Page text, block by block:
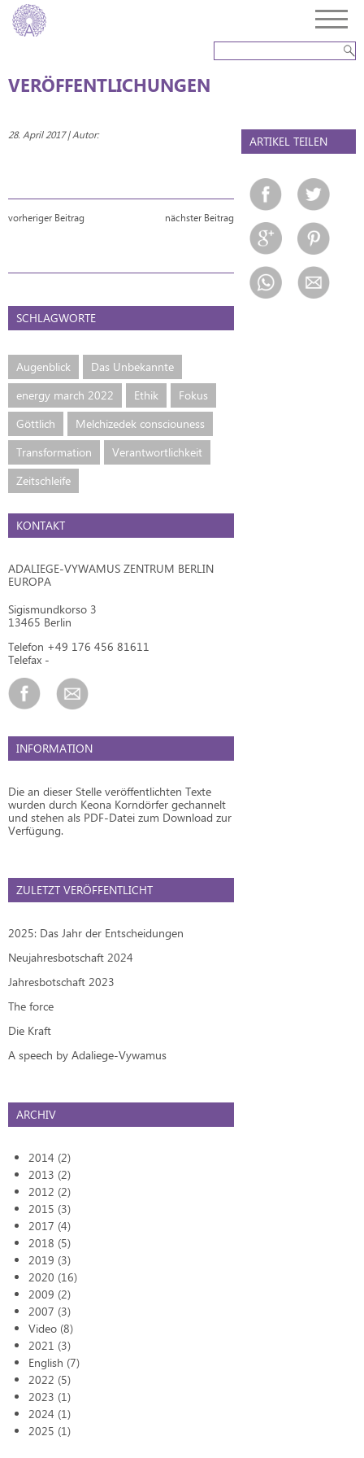
VERÖFFENTLICHUNGEN
28. April 2017 | Autor:
vorheriger Beitrag nächster Beitrag
SCHLAGWORTE
Augenblick
Das Unbekannte
energy march 2022
Ethik
Fokus
Göttlich
Melchizedek consciouness
Transformation
Verantwortlichkeit
Zeitschleife
KONTAKT
ADALIEGE-VYWAMUS ZENTRUM BERLIN
EUROPA
Sigismundkorso 3
13465 Berlin
Telefon +49 176 456 81611
Telefax -
ARTIKEL TEILEN
INFORMATION
Die an dieser Stelle veröffentlichten Texte
wurden durch Keona Korndörfer gechannelt
und stehen als PDF-Datei zum Download zur
Verfügung.
ZULETZT VERÖFFENTLICHT
2025: Das Jahr der Entscheidungen
Neujahresbotschaft 2024
Jahresbotschaft 2023
The force
Die Kraft
A speech by Adaliege-Vywamus
ARCHIV
2014 (2)
2013 (2)
2012 (2)
2015 (3)
2017 (4)
2018 (5)
2019 (3)
2020 (16)
2009 (2)
2007 (3)
Video (8)
2021 (3)
English (7)
2022 (5)
2023 (1)
2024 (1)
2025 (1)